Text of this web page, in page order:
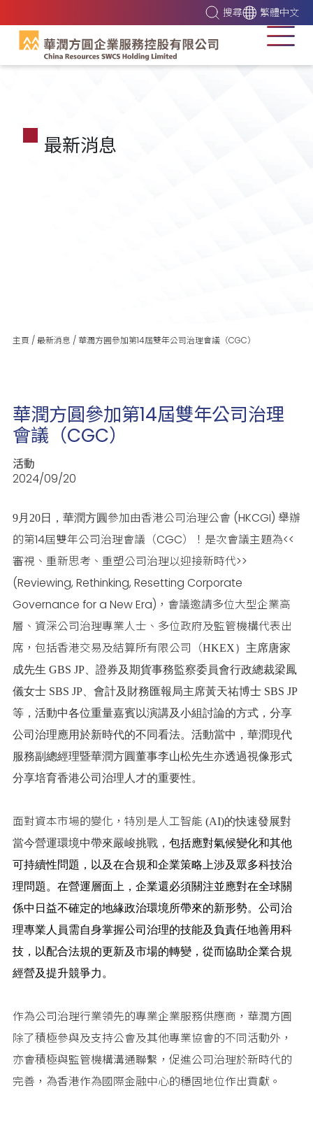
搜尋 繁體中文
最新消息
主頁 /最新消息 /華潤方圓參加第14屆雙年公司治理會議（CGC）
華潤方圓參加第14屆雙年公司治理
會議（CGC）
活動
2024/09/20
9月20日，華潤方圓 參加由香港公司治理公會 (HKCGI) 舉辦
的第14屆雙年公司治理會議（CGC）！是次會議主題為<<
審視、重新思考、重塑公司治理以迎接新時代>>
(Reviewing, Rethinking, Resetting Corporate
Governance for a New Era) ，會議邀請多位大型企業高
層、資深公司治理專業人士、多位政府及監管機構代表出
席，包括香港交易及結算所有限公司（HKEX）主席唐家
成先生 GBS JP、證券及期貨事務監察委員會行政總裁梁鳳
儀女士 SBS JP、會計及財務匯報局主席黃天祐博士 SBS JP
等，活動中各位重量嘉賓以演講及小組討論的方式，分享
公司治理應用於新時代的不同看法。活動當中，華潤現代
服務副總經理暨華潤方圓董事李山松先生亦透過視像形式
分享培育香港公司治理人才的重要性。
面對資本市場的變化，特別是人工智能 (AI)的快速發展對
當今營運環境中帶來嚴峻挑戰， 包括應對氣候變化和其他
可持續性問題，以及在合規和企業策略上涉及眾多科技治
理問題。在營運層面上，企業還必須關注並應對在全球關
係中日益不確定的地緣政治環境所帶來的新形勢。公司治
理專業人員需自身掌握公司治理的技能及負責任地善用科
技，以配合法規的更新及市場的轉變，從而協助企業合規
經營及提升競爭力。
作為公司治理行業領先的專業企業服務供應商，華潤方圓
除了積極參與及支持公會及其他專業協會的不同活動外，
亦會積極與監管機構溝通聯繫，促進公司治理於新時代的
完善，為香港作為國際金融中心的穩固地位作出貢獻。